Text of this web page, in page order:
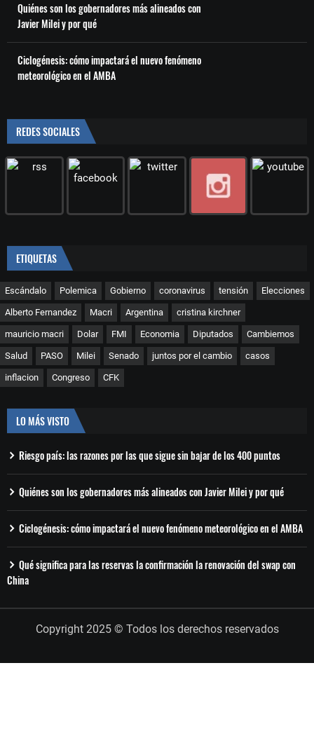
Quiénes son los gobernadores más alineados con
Javier Milei y por qué
Ciclogénesis: cómo impactará el nuevo fenómeno
meteorológico en el AMBA
REDES SOCIALES
ETIQUETAS
Escándalo Polemica Gobierno coronavirus tensión Elecciones
Alberto Fernandez Macri Argentina cristina kirchner
mauricio macri Dolar FMI Economia Diputados Cambiemos
Salud PASO Milei Senado juntos por el cambio casos
inflacion Congreso CFK
LO MÁS VISTO
Riesgo país: las razones por las que sigue sin bajar de los 400 puntos
Quiénes son los gobernadores más alineados con Javier Milei y por qué
Ciclogénesis: cómo impactará el nuevo fenómeno meteorológico en el AMBA
Qué significa para las reservas la confirmación la renovación del swap con
China
Copyright 2025 © Todos los derechos reservados